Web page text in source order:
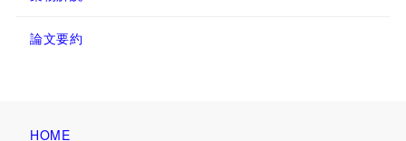
論文要約
HOME